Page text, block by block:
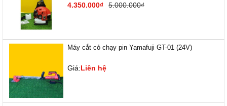
4.350.000₫ 5.000.000₫
Máy cắt cỏ chạy pin Yamafuji GT-01 (24V)
Giá:Liên hệ